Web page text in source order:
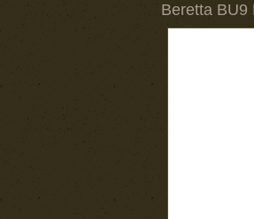
Beretta BU9